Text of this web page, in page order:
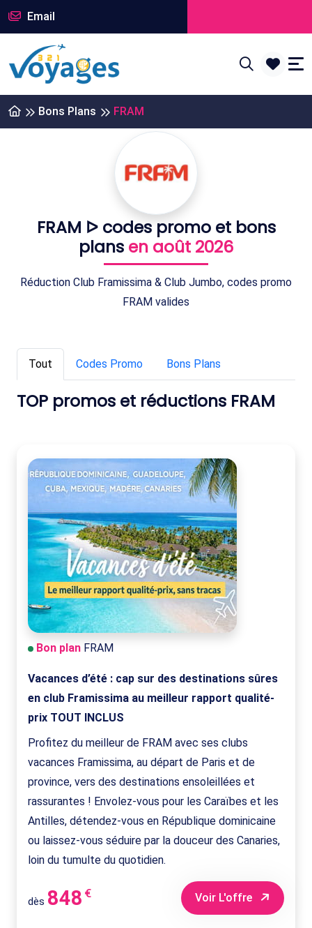
Email
Bons Plans FRAM
FRAM ᐅ codes promo et bons
plans en août 2026
Réduction Club Framissima & Club Jumbo, codes promo
FRAM valides
Tout Codes Promo Bons Plans
TOP promos et réductions FRAM
Bon plan FRAM
Vacances d’été : cap sur des destinations sûres
en club Framissima au meilleur rapport qualité-
prix TOUT INCLUS
Profitez du meilleur de FRAM avec ses clubs
vacances Framissima, au départ de Paris et de
province, vers des destinations ensoleillées et
rassurantes ! Envolez-vous pour les Caraïbes et les
Antilles, détendez-vous en République dominicaine
ou laissez-vous séduire par la douceur des Canaries,
loin du tumulte du quotidien.
dès 848 € Voir L'offre